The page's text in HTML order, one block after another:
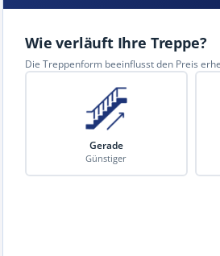
Wie verläuft Ihre Treppe?
Die Treppenform beeinflusst den Preis
Gerade
Günstiger